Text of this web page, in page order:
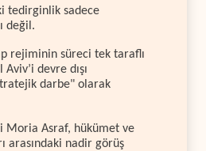
tedirginlik sadece
değil.
rejiminin süreci tek taraflı
devre dışı
darbe" olarak
Moria Asraf, hükümet ve
arasındaki nadir görüş